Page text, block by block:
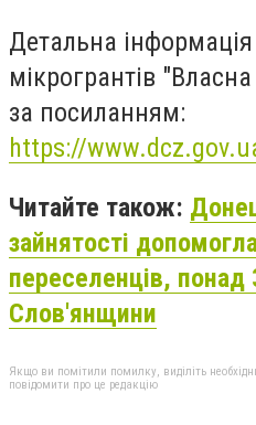
Детальна
мікрогрантів
за посиланням:
https://
Читайте також:
зайнятості
переселенців, понад
Слов'янщини
Якщо ви помітили помилку, виділіть
повідомити про це редакцію